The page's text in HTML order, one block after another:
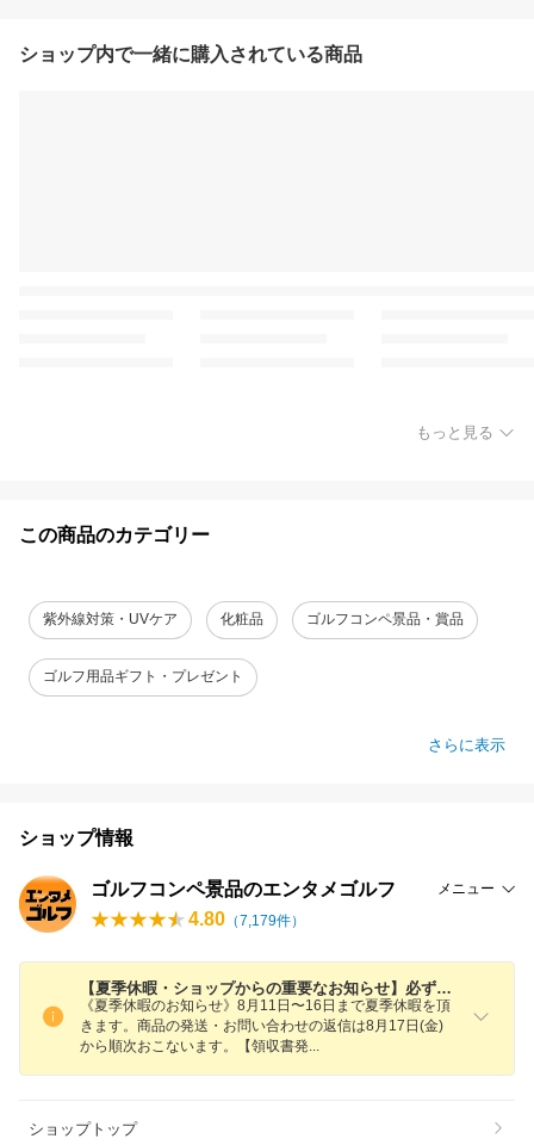
ショップ内で一緒に購入されている商品
もっと見る
この商品のカテゴリー
紫外線対策・UVケア 化粧品 ゴルフコンペ景品・賞品
ゴルフ用品ギフト・プレゼント
さらに表示
ショップ情報
ゴルフコンペ景品のエンタメゴルフ メニュー
4.80 （7,179件）
【夏季休暇・ショップからの重要なお知らせ】必ずご確認をお願い致します
《夏季休暇のお知らせ》8月11日〜16日まで夏季休暇を頂
きます。商品の発送・お問い合わせの返信は8月17日(金)
から順次おこないます。【領収書発
ショップトップ